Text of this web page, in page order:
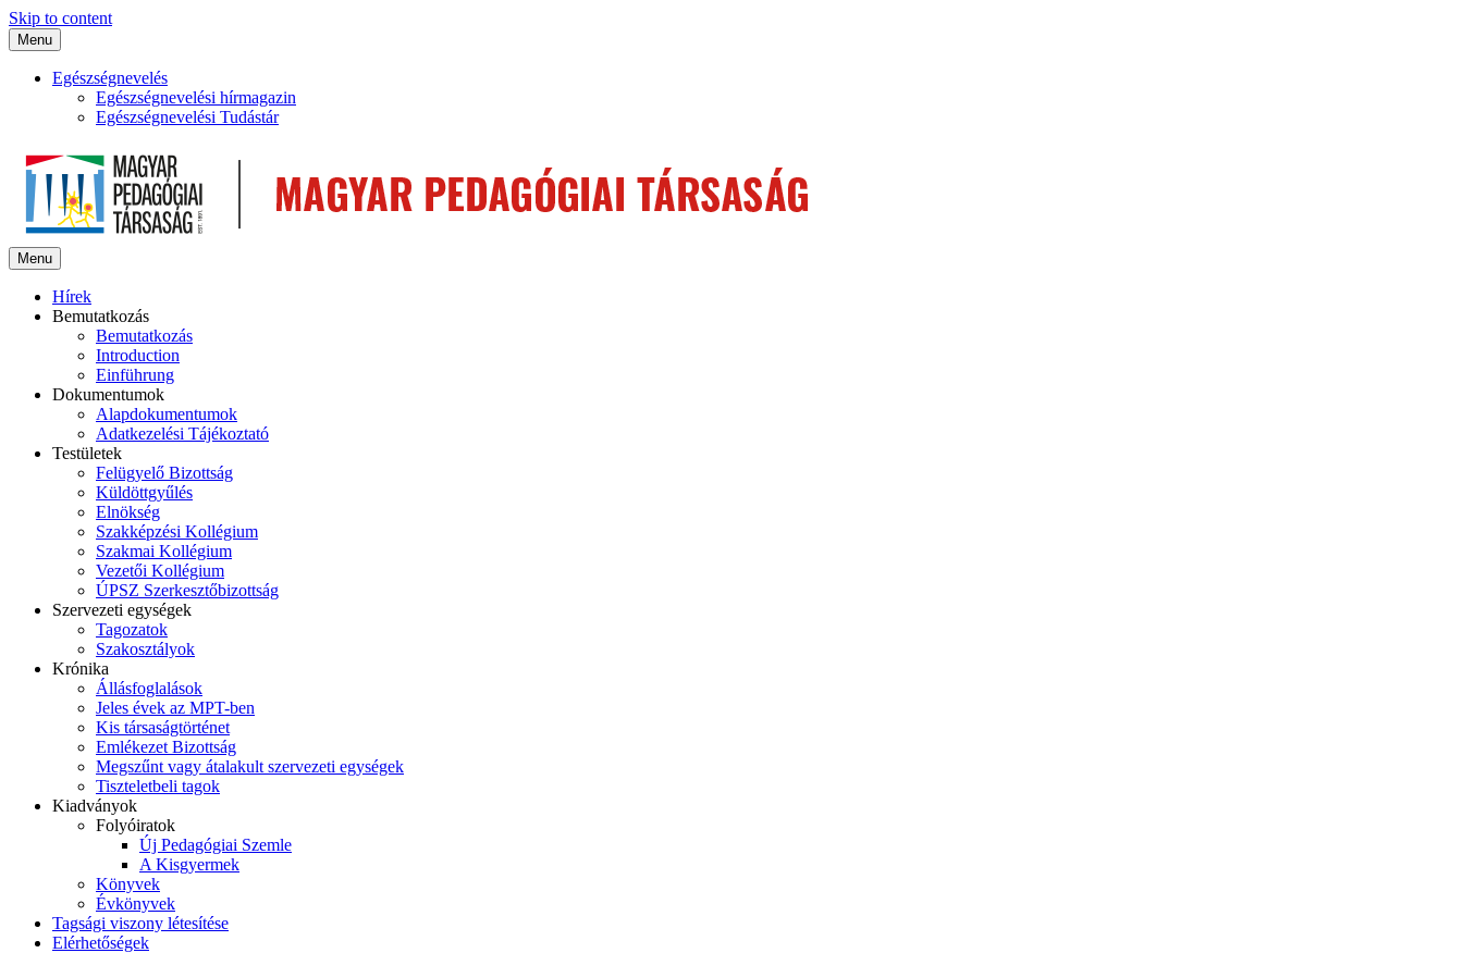
Skip to content
Menu
Egészségnevelés
Egészségnevelési hírmagazin
Egészségnevelési Tudástár
Menu
Hírek
Bemutatkozás
Bemutatkozás
Introduction
Einführung
Dokumentumok
Alapdokumentumok
Adatkezelési Tájékoztató
Testületek
Felügyelő Bizottság
Küldöttgyűlés
Elnökség
Szakképzési Kollégium
Szakmai Kollégium
Vezetői Kollégium
ÚPSZ Szerkesztőbizottság
Szervezeti egységek
Tagozatok
Szakosztályok
Krónika
Állásfoglalások
Jeles évek az MPT-ben
Kis társaságtörténet
Emlékezet Bizottság
Megszűnt vagy átalakult szervezeti egységek
Tiszteletbeli tagok
Kiadványok
Folyóiratok
Új Pedagógiai Szemle
A Kisgyermek
Könyvek
Évkönyvek
Tagsági viszony létesítése
Elérhetőségek